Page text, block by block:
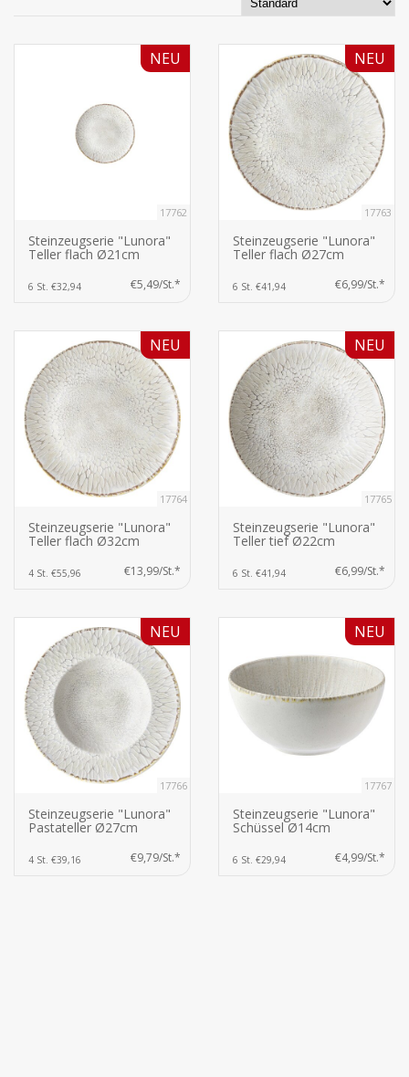
17762
Steinzeugserie "Lunora"
Teller flach Ø21cm
6 St. €32,94 €5,49/St.*
NEU
17763
Steinzeugserie "Lunora"
Teller flach Ø27cm
6 St. €41,94 €6,99/St.*
NEU
17764
Steinzeugserie "Lunora"
Teller flach Ø32cm
4 St. €55,96 €13,99/St.*
NEU
17765
Steinzeugserie "Lunora"
Teller tief Ø22cm
6 St. €41,94 €6,99/St.*
NEU
17766
Steinzeugserie "Lunora"
Pastateller Ø27cm
4 St. €39,16 €9,79/St.*
NEU
17767
Steinzeugserie "Lunora"
Schüssel Ø14cm
6 St. €29,94 €4,99/St.*
NEU